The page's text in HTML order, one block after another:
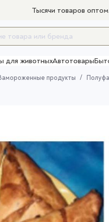
Тысячи товаров оптом.
для животныхАвтотовары
продукты